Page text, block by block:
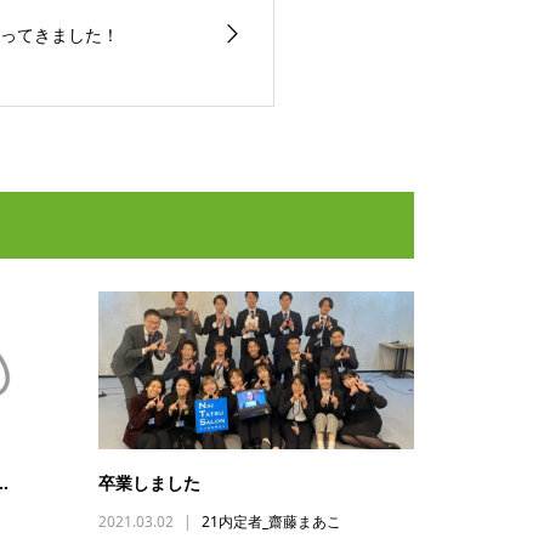
てきました！
卒業しました
2021.03.02 21内定者_齋藤まあこ